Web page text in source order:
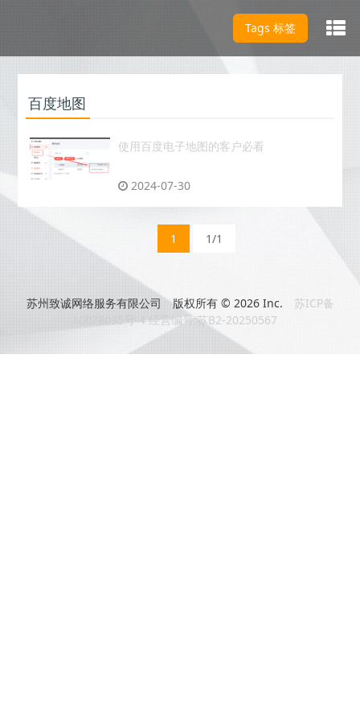
Tags 标签
百度地图
使用百度电子地图的客户必看
2024-07-30
1 1/1
苏州致诚网络服务有限公司 版权所有 © 2026 Inc. 苏ICP备
10078035号-4 经营编号:苏B2-20250567